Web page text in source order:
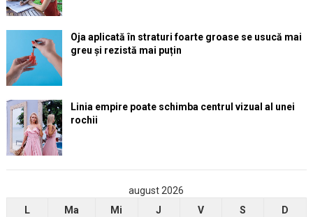
Oja aplicată în straturi foarte groase se usucă mai
greu și rezistă mai puțin
Linia empire poate schimba centrul vizual al unei
rochii
august 2026
L
Ma Mi J V S D